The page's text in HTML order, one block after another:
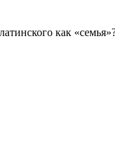
как